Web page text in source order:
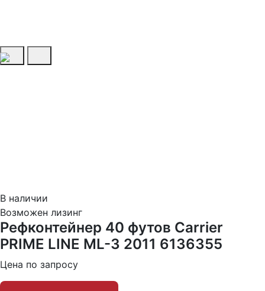
В наличии
Возможен лизинг
Рефконтейнер 40 футов Carrier
PRIME LINE ML-3 2011 6136355
Цена по запросу